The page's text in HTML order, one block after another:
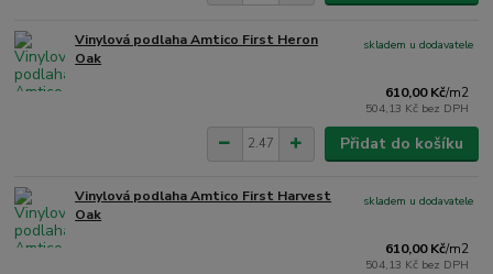
Vinylová podlaha Amtico First Heron
Oak
610,00 Kč/m2
504,13 Kč bez DPH
skladem u dodavatele
Přidat do košíku
Vinylová podlaha Amtico First Harvest
Oak
610,00 Kč/m2
504,13 Kč bez DPH
skladem u dodavatele